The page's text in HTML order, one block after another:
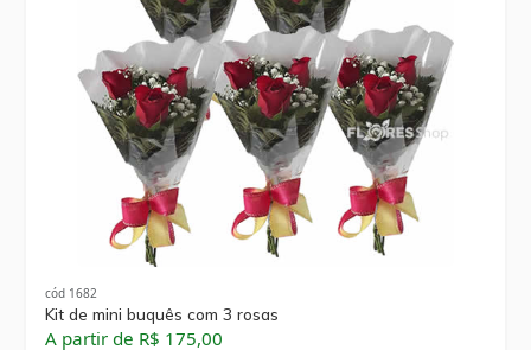
cód 1682
Kit de mini buquês com 3 rosas
A partir de R$ 175,00